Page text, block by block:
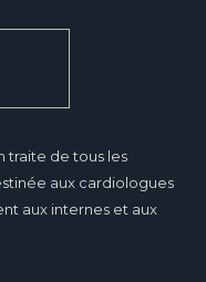
traite de tous les
aux cardiologues
aux internes et aux